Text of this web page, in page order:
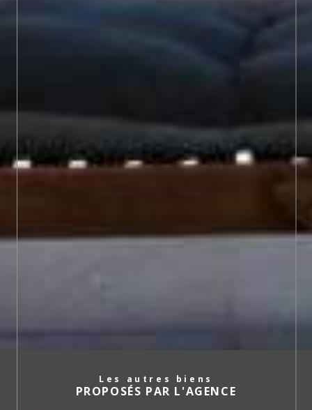
Les autres biens
PROPOSÉS PAR L'AGENCE